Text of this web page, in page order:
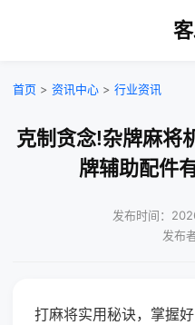
首页 > 资讯中心 > 行业资讯
克制贪念!杂牌麻将
牌辅助配件
发布时间：
发布
打麻将实用秘诀，掌握